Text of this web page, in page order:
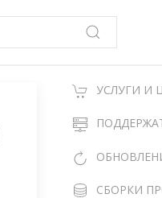
УСЛУГИ И
СБОРКИ